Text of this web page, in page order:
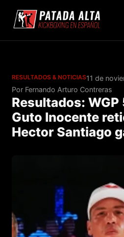
RESULTADOS & NOTICIAS11 de
Por Fernando Arturo Contreras
Resultados:
Guto Inocente
Hector Santiago